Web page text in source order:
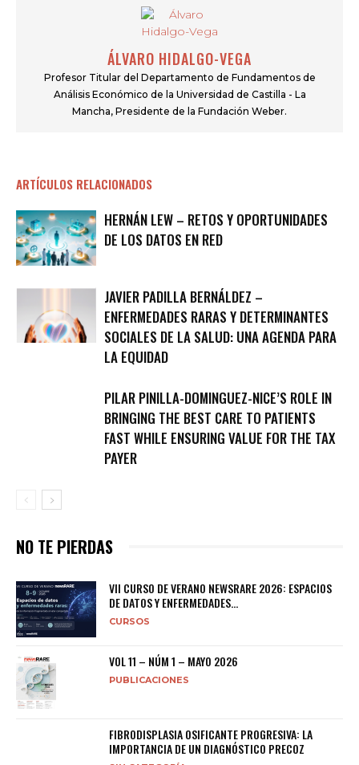
ÁLVARO HIDALGO-VEGA
Profesor Titular del Departamento de Fundamentos de
Análisis Económico de la Universidad de Castilla - La
Mancha, Presidente de la Fundación Weber.
ARTÍCULOS RELACIONADOS
HERNÁN LEW – RETOS Y OPORTUNIDADES
DE LOS DATOS EN RED
JAVIER PADILLA BERNÁLDEZ –
ENFERMEDADES RARAS Y DETERMINANTES
SOCIALES DE LA SALUD: UNA AGENDA PARA
LA EQUIDAD
PILAR PINILLA-DOMINGUEZ-NICE’S ROLE IN
BRINGING THE BEST CARE TO PATIENTS
FAST WHILE ENSURING VALUE FOR THE TAX
PAYER
NO TE PIERDAS
VII CURSO DE VERANO NEWSRARE 2026: ESPACIOS
DE DATOS Y ENFERMEDADES...
CURSOS
VOL 11 – NÚM 1 – MAYO 2026
PUBLICACIONES
FIBRODISPLASIA OSIFICANTE PROGRESIVA: LA
IMPORTANCIA DE UN DIAGNÓSTICO PRECOZ